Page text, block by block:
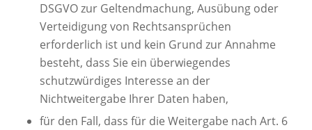
DSGVO zur Geltendmachung, Ausübung oder
Verteidigung von Rechtsansprüchen
erforderlich ist und kein Grund zur Annahme
besteht, dass Sie ein überwiegendes
schutzwürdiges Interesse an der
Nichtweitergabe Ihrer Daten haben,
für den Fall, dass für die Weitergabe nach Art. 6